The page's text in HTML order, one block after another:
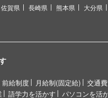
佐賀県 長崎県 熊本県 大分県
前給制度 月給制(固定給) 交通
語学力を活かす パソコンを活